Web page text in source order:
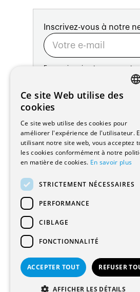
Inscrivez-vous à notre
En vous inscrivant vous acceptez
Adresse:
Avenue de Longemalle 21
1020 Renens
Suisse
Contact:
Édition: +41 21 635 16 82
Plateforme: +41 21 631 10 50
info@architectes.ch
© 2026 Tous droits réservés
Ce site Web utilise des
cookies
Ce site web utilise des cookies pour
améliorer l'expérience de l'utilisateur.
utilisant notre site web, vous acceptez
les cookies conformément à notre
en matière de cookies. En savoir plus
STRICTEMENT NÉCESSAIRES
PERFORMANCE
CIBLAGE
FONCTIONNALITÉ
ACCEPTER TOUT REFUSER
AFFICHER LES DÉTAILS